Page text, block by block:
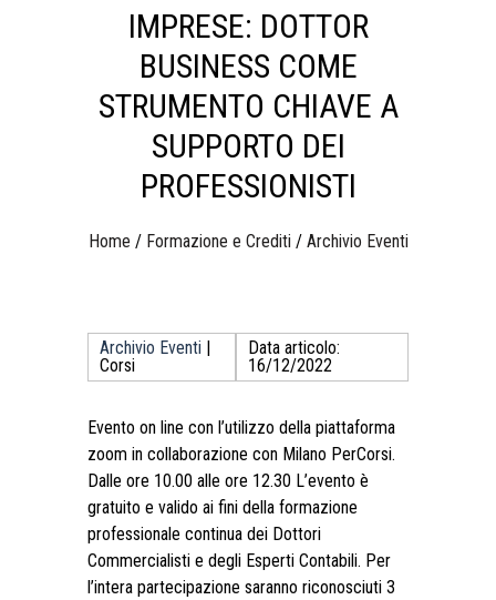
IMPRESE: DOTTOR
BUSINESS COME
STRUMENTO CHIAVE A
SUPPORTO DEI
PROFESSIONISTI
Home / Formazione e Crediti / Archivio Eventi
Archivio Eventi
Corsi
Data articolo:
16/12/2022
Evento on line con l’utilizzo della piattaforma
zoom in collaborazione con Milano PerCorsi.
Dalle ore 10.00 alle ore 12.30 L’evento è
gratuito e valido ai fini della formazione
professionale continua dei Dottori
Commercialisti e degli Esperti Contabili. Per
l’intera partecipazione saranno riconosciuti 3